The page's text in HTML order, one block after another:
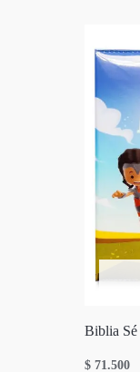
Biblia
$ 71.500